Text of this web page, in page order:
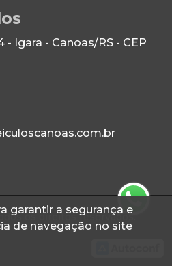
garantir a segurança e
de navegação no site
- Igara - Canoas/RS - CEP
os direitos reservados.